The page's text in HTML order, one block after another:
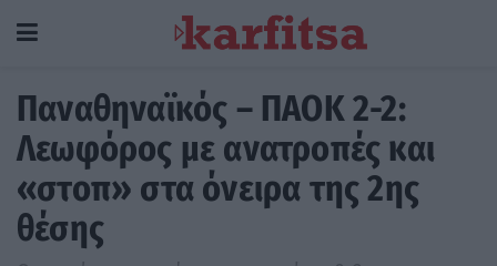
Παναθηναϊκός – ΠΑΟΚ 2-2:
Λεωφόρος με ανατροπές και
«στοπ» στα όνειρα της 2ης
θέσης